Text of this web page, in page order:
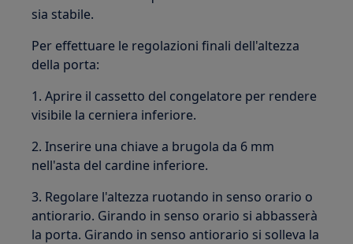
sia stabile.
Per effettuare le regolazioni finali dell'altezza
della porta:
1. Aprire il cassetto del congelatore per rendere
visibile la cerniera inferiore.
2. Inserire una chiave a brugola da 6 mm
nell'asta del cardine inferiore.
3. Regolare l'altezza ruotando in senso orario o
antiorario. Girando in senso orario si abbasserà
la porta. Girando in senso antiorario si solleva la